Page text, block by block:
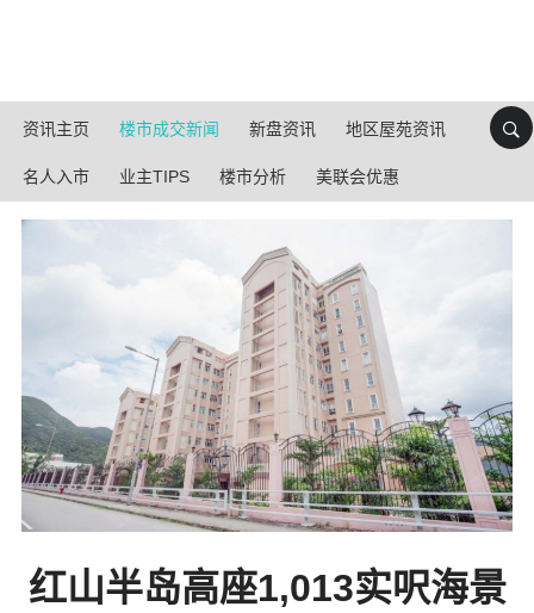
资讯主页 楼市成交新闻 新盘资讯 地区屋苑资讯
名人入市 业主TIPS 楼市分析 美联会优惠
红山半岛高座1,013实呎海景